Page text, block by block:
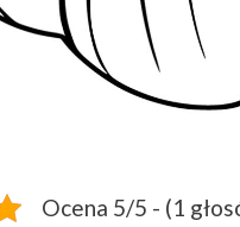
Ocena 5/5 - (1